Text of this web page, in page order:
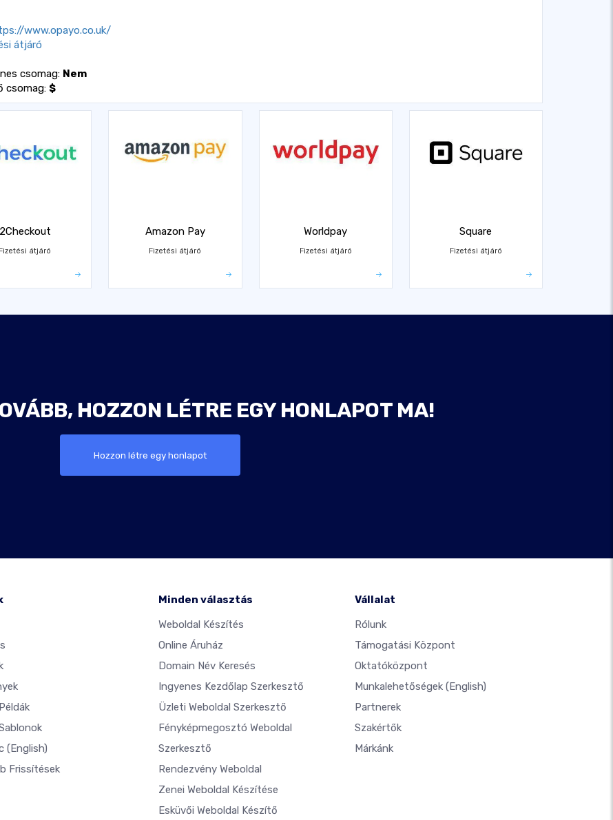
www.opayo.co.uk/
átjáró
csomag: Nem
csomag: $
2Checkout
Fizetési átjáró
Amazon Pay
Fizetési átjáró
Worldpay
Fizetési átjáró
Square
Fizetési átjáró
HOZZON LÉTRE EGY HONLAPOT MA!
Hozzon létre egy honlapot
(English)
Frissítések
Minden választás
Weboldal Készítés
Online Áruház
Domain Név Keresés
Ingyenes Kezdőlap Szerkesztő
Üzleti Weboldal Szerkesztő
Fényképmegosztó Weboldal
Szerkesztő
Rendezvény Weboldal
Zenei Weboldal Készítése
Esküvői Weboldal Készítő
Vállalat
Rólunk
Támogatási Központ
Oktatóközpont
Munkalehetőségek (English)
Partnerek
Szakértők
Márkánk